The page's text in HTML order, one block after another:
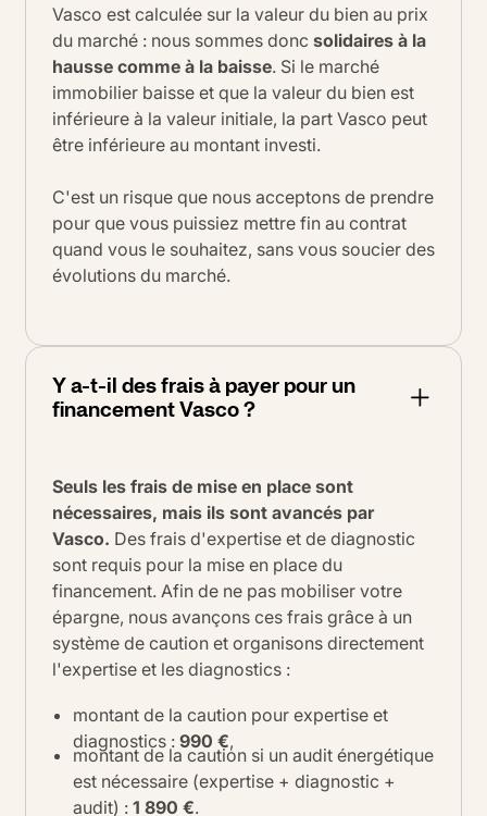
Vasco est calculée sur la valeur du bien au prix
du marché : nous sommes donc solidaires à la
hausse comme à la baisse. Si le marché
immobilier baisse et que la valeur du bien est
inférieure à la valeur initiale, la part Vasco peut
être inférieure au montant investi.
C'est un risque que nous acceptons de prendre
pour que vous puissiez mettre fin au contrat
quand vous le souhaitez, sans vous soucier des
évolutions du marché.
Y a-t-il des frais à payer pour un
financement Vasco ?
Seuls les frais de mise en place sont
nécessaires, mais ils sont avancés par
Vasco. Des frais d'expertise et de diagnostic
sont requis pour la mise en place du
financement. Afin de ne pas mobiliser votre
épargne, nous avançons ces frais grâce à un
système de caution et organisons directement
l'expertise et les diagnostics :
montant de la caution pour expertise et
diagnostics :990 €,
montant de la caution si un audit énergétique
est nécessaire (expertise + diagnostic +
audit) :1 890 €.